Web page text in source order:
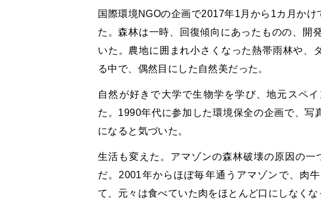
国際環境NGOの企画で2017年1月から1カ月か
た。森林は一時、回復傾向にあったものの、開
いた。農地に囲まれ小さくなった熱帯雨林や、
る中で、偶然目にした自然美だった。
自然が好きで大学で生物学を学び、地元スペ
た。1990年代に参加した環境保全の企画で、写
になると気づいた。
生活も変えた。アマゾンの森林破壊の原因の
だ。2001年からほぼ毎年通うアマゾンで、肉
て、元々は食べていた肉をほとんど口にしなくな